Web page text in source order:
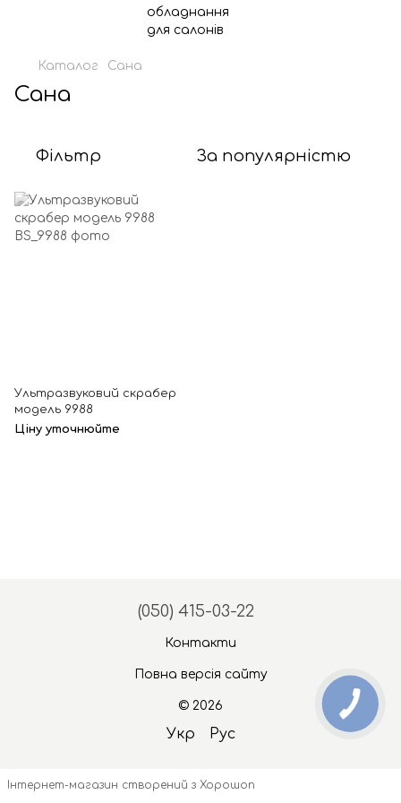
Каталог Сана
Сана
Фільтр За популярністю
Ультразвуковий скрабер
модель 9988
Ціну уточнюйте
(050) 415-03-22
Контакти
Повна версія сайту
© 2026
Укр Рус
Інтернет-магазин створений з Хорошоп